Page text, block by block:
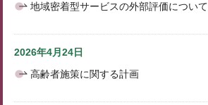
地域密着型サービスの外部評価について
2026年4月24日
高齢者施策に関する計画